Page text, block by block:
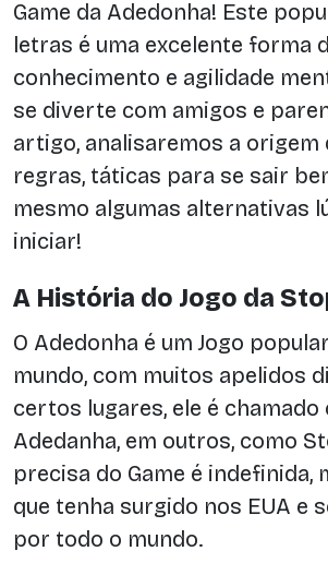
Game da Adedonha! Este
letras é uma excelente forma
conhecimento e agilidade
se diverte com amigos e
artigo, analisaremos a origem
regras, táticas para se sair
mesmo algumas alternativas
iniciar!
A História do Jogo da
O Adedonha é um Jogo
mundo, com muitos apelidos
certos lugares, ele é chamado
Adedanha, em outros, como
precisa do Game é indefinida,
que tenha surgido nos EUA e
por todo o mundo.